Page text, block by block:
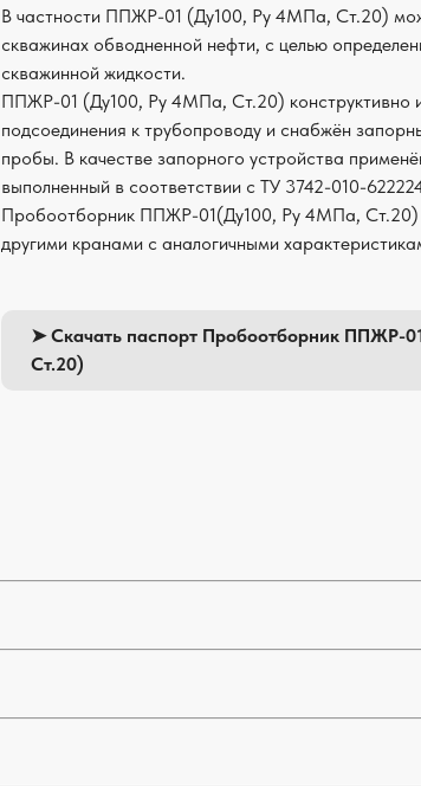
В частности ППЖР-01 (Ду100, Ру 4МПа, Ст.20)
скважинах обводненной нефти, с целью
скважинной жидкости.
ППЖР-01 (Ду100, Ру 4МПа, Ст.20) конструктивно
подсоединения к трубопроводу и снабжён
пробы. В качестве запорного устройства
выполненный в соответствии с ТУ 3742-010-
Пробоотборник ППЖР-01(Ду100, Ру 4МПа, Ст.20)
другими кранами с аналогичными
➤ Скачать паспорт Пробоотборник ППЖР-
Ст.20)